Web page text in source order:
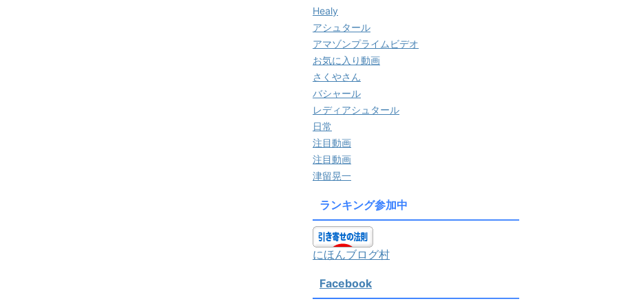
Healy
アシュタール
アマゾンプライムビデオ
お気に入り動画
さくやさん
バシャール
レディアシュタール
日常
注目動画
注目動画
津留晃一
ランキング参加中
にほんブログ村
Facebook